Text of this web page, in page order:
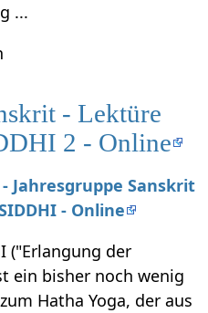
...
- Lektüre
2 - Online
- Jahresgruppe Sanskrit
- Online
("Erlangung der
ein bisher noch wenig
Hatha Yoga, der aus